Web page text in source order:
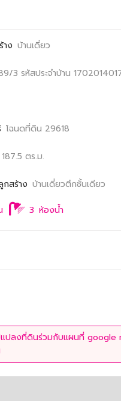
าง บ้านเดี่ยว
89/3รหัสประจำบ้าน
โฉนดที่ดิน 29618
187.5 ตร.ม.
กสร้าง บ้านเดี่ยวตึกชั้นเดียว
3 ห้องน้ำ
ปลงที่ดินร่วมกับแผนที่